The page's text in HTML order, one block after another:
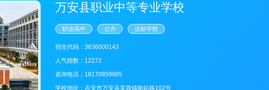
万安县职业中等专业学校
职业高中 公办 达标学校
招生代码：3636000143
人气指数：12272
咨询电话：18170859885
学校地址：吉安市万安县芙蓉镇电站路102号